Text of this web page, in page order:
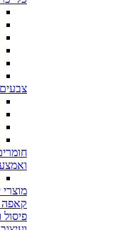
מוצרי
קאפה
פיסול